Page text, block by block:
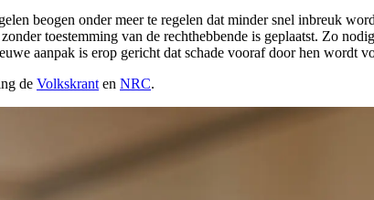
beogen onder meer te regelen dat minder snel inbreuk
toestemming van de rechthebbende is geplaatst. Zo
aanpak is erop gericht dat schade vooraf door hen wordt
de Volkskrant en NRC.